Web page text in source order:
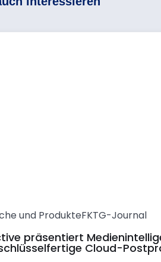
und ProdukteFKTG-Journal
präsentiert
Cloud-